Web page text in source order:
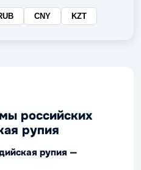
CNY KZT
российских
рупия
рупия —